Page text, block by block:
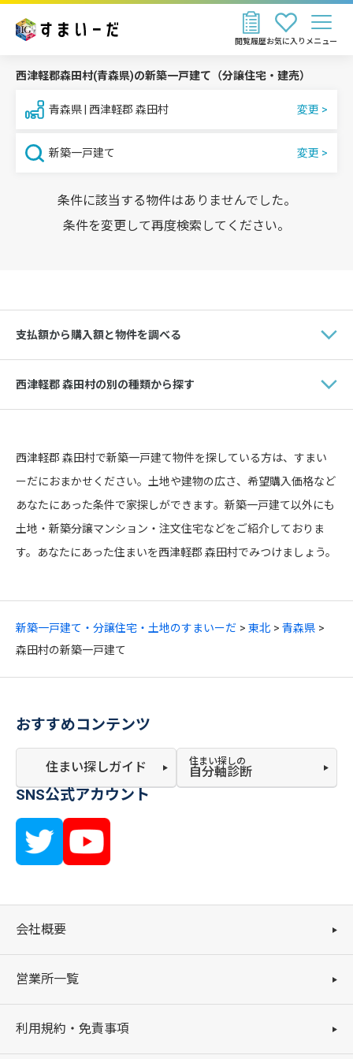
お気に入り
閲覧履歴 メニュー
新築一戸建て・分譲住宅・土地のすまいーだ 東北
青森県
森田村の新築一戸建て
西津軽郡森田村(青森県)の新築一戸建て（分譲住宅・建売）
青森県 | 西津軽郡 森田村
新築一戸建て
条件に該当する物件はありませんでした。
条件を変更して再度検索してください。
支払額から購入額と物件を調べる
西津軽郡 森田村の別の種類から探す
西津軽郡 森田村で新築一戸建て物件を探している方は、すまい
ーだにおまかせください。土地や建物の広さ、希望購入価格など
あなたにあった条件で家探しができます。新築一戸建て以外にも
土地・新築分譲マンション・注文住宅などをご紹介しておりま
す。あなたにあった住まいを西津軽郡 森田村でみつけましょう。
おすすめコンテンツ
住まい探しガイド 住まい探しの
自分軸診断
SNS公式アカウント
会社概要
営業所一覧
利用規約・免責事項